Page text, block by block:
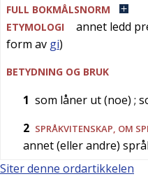
FULL BOKMÅLSNORM
ETYMOLOGI
annet ledd
form av gi)
BETYDNING OG BRUK
1 som låner ut (noe) ;
2 SPRÅKVITENSKAP, OM
annet (eller andre)
Siter denne ordartikkelen